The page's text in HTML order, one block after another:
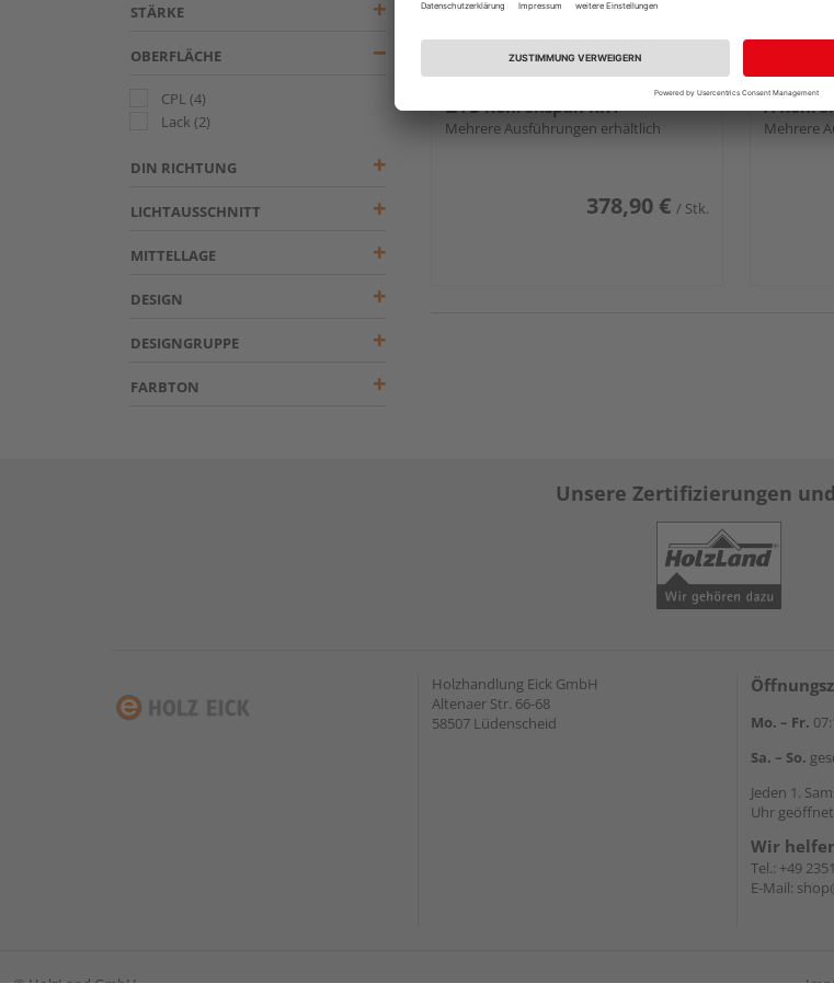
STÄRKE
OBERFLÄCHE
CPL (4)
Lack (2)
DIN RICHTUNG
LICHTAUSSCHNITT
MITTELLAGE
DESIGN
DESIGNGRUPPE
FARBTON
HQ Zimmertür Lack Diamant
weiß ähnlich RAL 9003 4 Rillen
LA B Röhrenspan KK1
Mehrere Ausführungen erhältlich
378,90 € / Stk.
HQ
weiß
A
Mehrere
Unsere Zertifizierungen
Holzhandlung Eick GmbH
Altenaer Str. 66-68
58507 Lüdenscheid
Mo. – Fr.
Sa. – So.
Jeden 1.
Uhr geöffnet
Wir
Tel.: +49
E-Mail: